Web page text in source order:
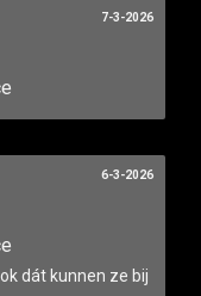
7-3-2026
dát kunnen ze bij
6-3-2026